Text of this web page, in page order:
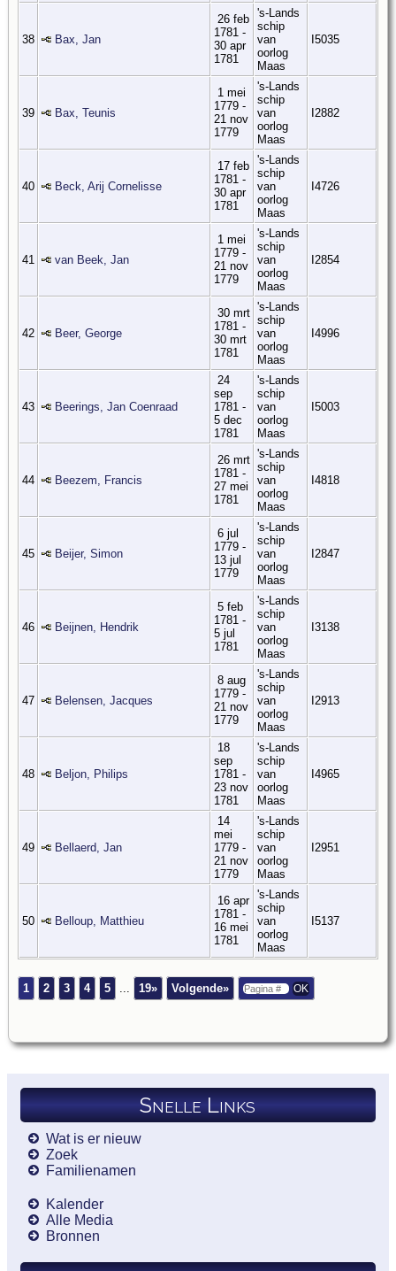
38 Bax, Jan
26 feb
1781 -
30 apr
1781
's-Lands
schip
van
oorlog
Maas
I5035
39 Bax, Teunis
1 mei
1779 -
21 nov
1779
's-Lands
schip
van
oorlog
Maas
I2882
40 Beck, Arij Cornelisse
17 feb
1781 -
30 apr
1781
's-Lands
schip
van
oorlog
Maas
I4726
41 van Beek, Jan
1 mei
1779 -
21 nov
1779
's-Lands
schip
van
oorlog
Maas
I2854
42 Beer, George
30 mrt
1781 -
30 mrt
1781
's-Lands
schip
van
oorlog
Maas
I4996
43 Beerings, Jan Coenraad
24
sep
1781 -
5 dec
1781
's-Lands
schip
van
oorlog
Maas
I5003
44 Beezem, Francis
26 mrt
1781 -
27 mei
1781
's-Lands
schip
van
oorlog
Maas
I4818
45 Beijer, Simon
6 jul
1779 -
13 jul
1779
's-Lands
schip
van
oorlog
Maas
I2847
46 Beijnen, Hendrik
5 feb
1781 -
5 jul
1781
's-Lands
schip
van
oorlog
Maas
I3138
47 Belensen, Jacques
8 aug
1779 -
21 nov
1779
's-Lands
schip
van
oorlog
Maas
I2913
48 Beljon, Philips
18
sep
1781 -
23 nov
1781
's-Lands
schip
van
oorlog
Maas
I4965
49 Bellaerd, Jan
14
mei
1779 -
21 nov
1779
's-Lands
schip
van
oorlog
Maas
I2951
50 Belloup, Matthieu
16 apr
1781 -
16 mei
1781
's-Lands
schip
van
oorlog
Maas
I5137
1 2 3 4 5 19» Volgende»
Snelle Links
Wat is er nieuw
Zoek
Familienamen
Kalender
Alle Media
Bronnen